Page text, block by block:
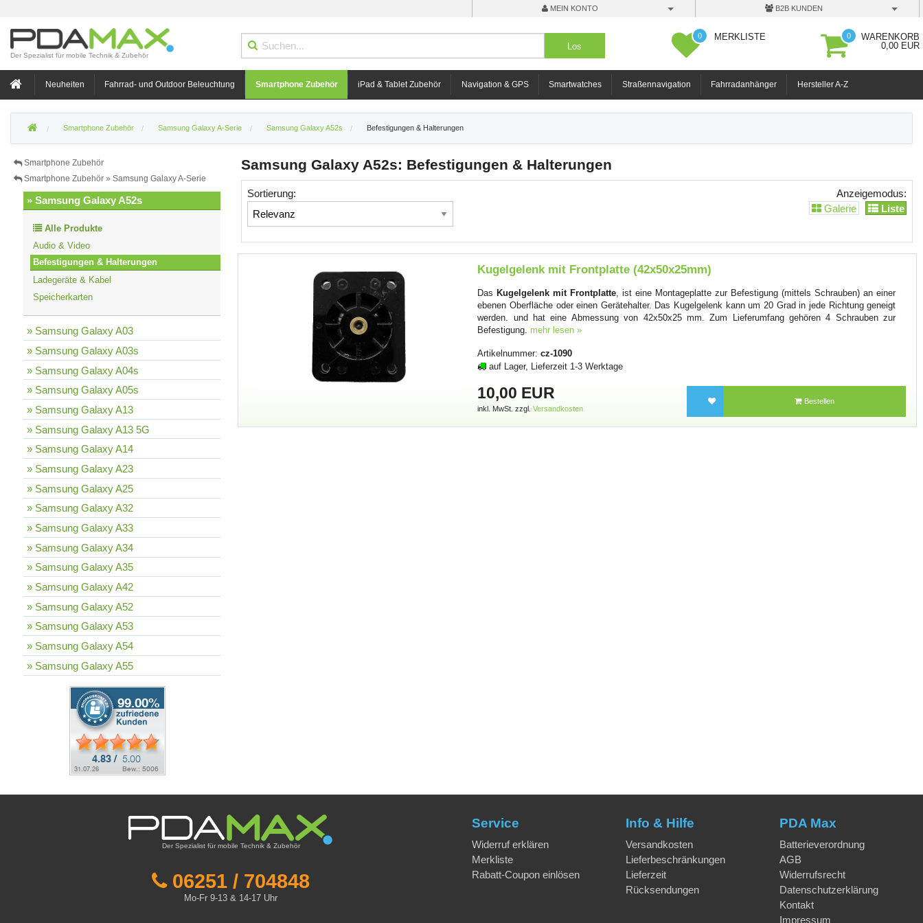
MEIN KONTO B2B KUNDEN
Der Spezialist für mobile Technik & Zubehör
0 MERKLISTE 0
WARENKORB
0,00 EUR
Neuheiten Fahrrad- und Outdoor Beleuchtung Smartphone Zubehör iPad & Tablet Zubehör Navigation & GPS Smartwatches Straßennavigation Fahrradanhänger Hersteller A-Z
Smartphone Zubehör Samsung Galaxy A-Serie Samsung Galaxy A52s Befestigungen & Halterungen
Samsung Galaxy A52s: Befestigungen & Halterungen
Sortierung:
Anzeigemodus:
Galerie
Liste
Kugelgelenk mit Frontplatte (42x50x25mm)
Das Kugelgelenk mit Frontplatte , ist eine Montageplatte zur Befestigung (mittels Schrauben) an einer
ebenen Oberfläche oder einen Gerätehalter. Das Kugelgelenk kann um 20 Grad in jede Richtung geneigt
werden. und hat eine Abmessung von 42x50x25 mm. Zum Lieferumfang gehören 4 Schrauben zur
Befestigung. mehr lesen »
Artikelnummer:cz-1090
auf Lager, Lieferzeit 1-3 Werktage
10,00 EUR
inkl. MwSt. zzgl.Versandkosten
Bestellen
Smartphone Zubehör
Smartphone Zubehör » Samsung Galaxy A-Serie
» Samsung Galaxy A52s
Alle Produkte
Audio & Video
Befestigungen & Halterungen
Ladegeräte & Kabel
Speicherkarten
» Samsung Galaxy A03
» Samsung Galaxy A03s
» Samsung Galaxy A04s
» Samsung Galaxy A05s
» Samsung Galaxy A13
» Samsung Galaxy A13 5G
» Samsung Galaxy A14
» Samsung Galaxy A23
» Samsung Galaxy A25
» Samsung Galaxy A32
» Samsung Galaxy A33
» Samsung Galaxy A34
» Samsung Galaxy A35
» Samsung Galaxy A42
» Samsung Galaxy A52
» Samsung Galaxy A53
» Samsung Galaxy A54
» Samsung Galaxy A55
Der Spezialist für mobile Technik & Zubehör
06251 / 704848
Mo-Fr 9-13 & 14-17 Uhr
Service
Widerruf erklären
Merkliste
Rabatt-Coupon einlösen
Info & Hilfe
Versandkosten
Lieferbeschränkungen
Lieferzeit
Rücksendungen
PDA Max
Batterieverordnung
AGB
Widerrufsrecht
Datenschutzerklärung
Kontakt
Impressum